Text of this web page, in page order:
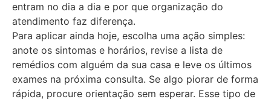
entram no dia a dia e por que organização do
atendimento faz diferença.
Para aplicar ainda hoje, escolha uma ação simples:
anote os sintomas e horários, revise a lista de
remédios com alguém da sua casa e leve os últimos
exames na próxima consulta. Se algo piorar de forma
rápida, procure orientação sem esperar. Esse tipo de